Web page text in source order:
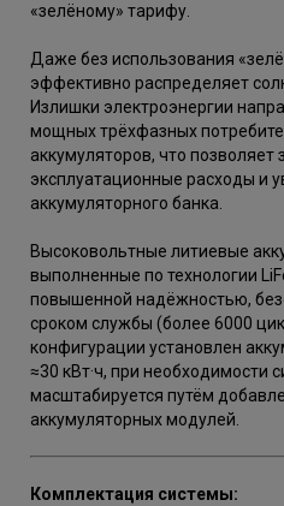
«зелёному» тарифу.
Даже без использования
эффективно распределяет
Излишки электроэнергии
мощных трёхфазных
аккумуляторов, что позволяет
эксплуатационные расходы и
аккумуляторного банка.
Высоковольтные литиевые
выполненные по технологии
повышенной надёжностью,
сроком службы (более 6000
конфигурации установлен
≈30 кВт·ч, при необходимости
масштабируется путём
аккумуляторных модулей.
Комплектация системы: